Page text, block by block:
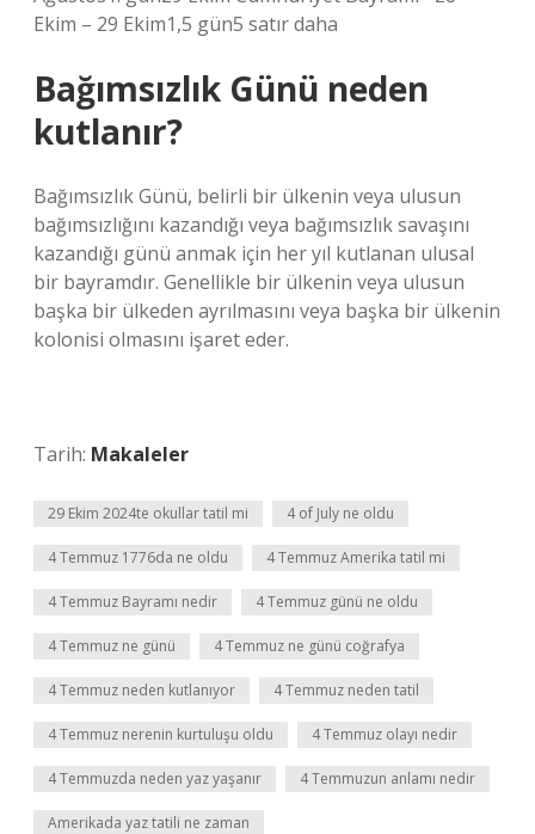
Ekim – 29 Ekim1,5 gün5 satır daha
Bağımsızlık Günü neden
kutlanır?
Bağımsızlık Günü, belirli bir ülkenin veya ulusun
bağımsızlığını kazandığı veya bağımsızlık savaşını
kazandığı günü anmak için her yıl kutlanan ulusal
bir bayramdır. Genellikle bir ülkenin veya ulusun
başka bir ülkeden ayrılmasını veya başka bir ülkenin
kolonisi olmasını işaret eder.
Tarih: Makaleler
29 Ekim 2024te okullar tatil mi 4 of July ne oldu
4 Temmuz 1776da ne oldu 4 Temmuz Amerika tatil mi
4 Temmuz Bayramı nedir 4 Temmuz günü ne oldu
4 Temmuz ne günü 4 Temmuz ne günü coğrafya
4 Temmuz neden kutlanıyor 4 Temmuz neden tatil
4 Temmuz nerenin kurtuluşu oldu 4 Temmuz olayı nedir
4 Temmuzda neden yaz yaşanır 4 Temmuzun anlamı nedir
Amerikada yaz tatili ne zaman